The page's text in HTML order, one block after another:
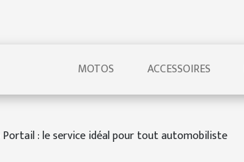
MOTOS ACCESSOIRES
: le service idéal pour tout automobiliste